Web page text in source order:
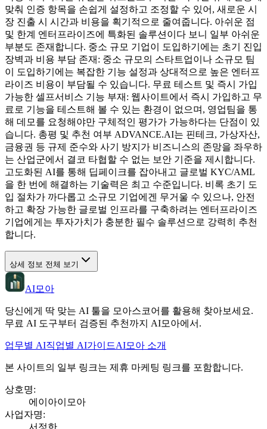
맞춰 인증 항목을 손쉽게 설정하고 조정할 수 있어, 새로운 시
장 진출 시 시간과 비용을 획기적으로 줄여줍니다. 아쉬운 점
및 한계 엔터프라이즈에 특화된 솔루션이다 보니 일부 아쉬운
부분도 존재합니다. 중소 규모 기업이 도입하기에는 초기 진입
장벽과 비용 부담 존재: 중소 규모의 스타트업이나 소규모 팀
이 도입하기에는 복잡한 기능 설정과 상대적으로 높은 엔터프
라이즈 비용이 부담될 수 있습니다. 무료 테스트 및 즉시 가입
가능한 셀프서비스 기능 부재: 웹사이트에서 즉시 가입하고 무
료로 기능을 테스트해 볼 수 있는 환경이 없으며, 영업팀을 통
해 데모를 요청해야만 구체적인 평가가 가능하다는 단점이 있
습니다. 총평 및 추천 여부 ADVANCE.AI는 핀테크, 가상자산,
금융권 등 규제 준수와 사기 방지가 비즈니스의 존망을 좌우하
는 산업군에서 결코 타협할 수 없는 보안 기준을 제시합니다.
고도화된 AI를 통해 딥페이크를 잡아내고 글로벌 KYC/AML
을 한 번에 해결하는 기술력은 최고 수준입니다. 비록 초기 도
입 절차가 까다롭고 소규모 기업에겐 무거울 수 있으나, 안전
하고 확장 가능한 글로벌 인프라를 구축하려는 엔터프라이즈
기업에게는 투자가치가 충분한 필수 솔루션으로 강력히 추천
합니다.
상세 정보 전체 보기
AI모아
당신에게 딱 맞는 AI 툴을 모아스코어를 활용해 찾아보세요.
무료 AI 도구부터 검증된 추천까지 AI모아에서.
업무별 AI직업별 AI가이드AI모아 소개
본 사이트의 일부 링크는 제휴 마케팅 링크를 포함합니다.
상호명:
에이아이모아
사업자명:
서정한